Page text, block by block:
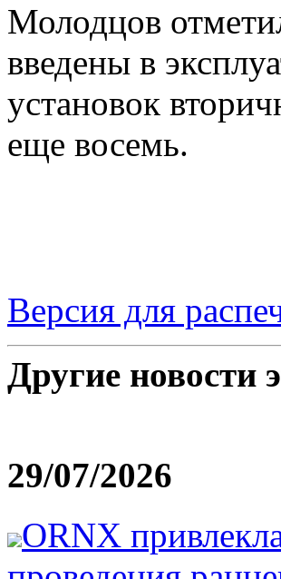
Молодцов
введены в
установок
еще восемь.
Версия для
Другие новости
29/07/2026
ORNX